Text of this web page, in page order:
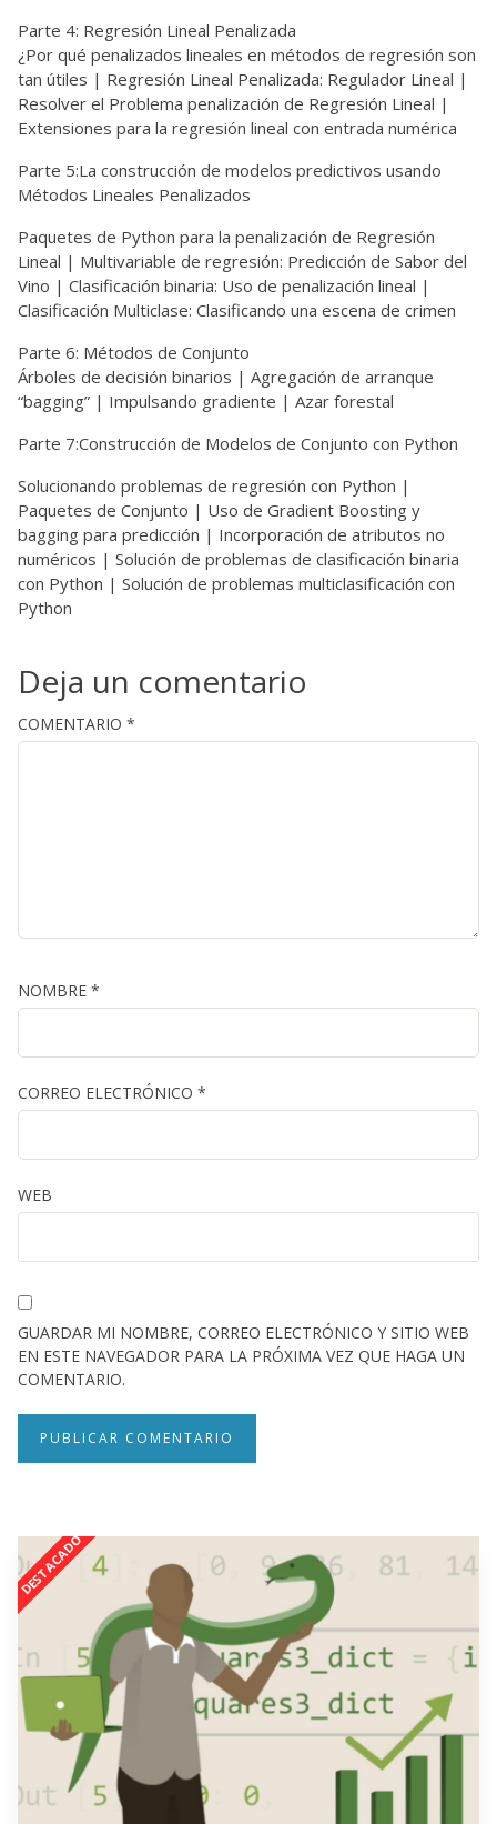
Parte 4: Regresión Lineal Penalizada
¿Por qué penalizados lineales en métodos de regresión son
tan útiles | Regresión Lineal Penalizada: Regulador Lineal |
Resolver el Problema penalización de Regresión Lineal |
Extensiones para la regresión lineal con entrada numérica
Parte 5:La construcción de modelos predictivos usando
Métodos Lineales Penalizados
Paquetes de Python para la penalización de Regresión
Lineal | Multivariable de regresión: Predicción de Sabor del
Vino | Clasificación binaria: Uso de penalización lineal |
Clasificación Multiclase: Clasificando una escena de crimen
Parte 6: Métodos de Conjunto
Árboles de decisión binarios | Agregación de arranque
“bagging” | Impulsando gradiente | Azar forestal
Parte 7:Construcción de Modelos de Conjunto con Python
Solucionando problemas de regresión con Python |
Paquetes de Conjunto | Uso de Gradient Boosting y
bagging para predicción | Incorporación de atributos no
numéricos | Solución de problemas de clasificación binaria
con Python | Solución de problemas multiclasificación con
Python
Deja un comentario
COMENTARIO *
NOMBRE *
CORREO ELECTRÓNICO *
WEB
GUARDAR MI NOMBRE, CORREO ELECTRÓNICO Y SITIO WEB
EN ESTE NAVEGADOR PARA LA PRÓXIMA VEZ QUE HAGA UN
COMENTARIO.